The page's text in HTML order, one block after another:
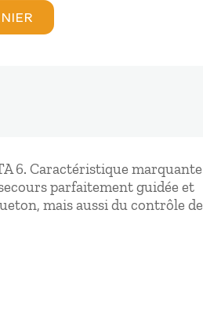
6. Caractéristique marquante
parfaitement guidée et
mais aussi du contrôle de